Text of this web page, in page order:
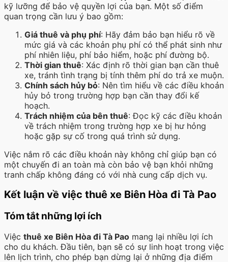
kỹ lưỡng để bảo vệ quyền lợi của bạn. Một số điểm
quan trọng cần lưu ý bao gồm:
Giá thuê và phụ phí: Hãy đảm bảo bạn hiểu rõ về
mức giá và các khoản phụ phí có thể phát sinh như
phí nhiên liệu, phí bảo hiểm, hoặc phí đường bộ.
Thời gian thuê: Xác định rõ thời gian bạn cần thuê
xe, tránh tình trạng bị tính thêm phí do trả xe muộn.
Chính sách hủy bỏ: Nên tìm hiểu về các điều khoản
hủy bỏ trong trường hợp bạn cần thay đổi kế
hoạch.
Trách nhiệm của bên thuê: Đọc kỹ các điều khoản
về trách nhiệm trong trường hợp xe bị hư hỏng
hoặc gặp sự cố trong quá trình sử dụng.
Việc nắm rõ các điều khoản này không chỉ giúp bạn có
một chuyến đi an toàn mà còn bảo vệ bạn khỏi những
tranh chấp không đáng có với nhà cung cấp dịch vụ.
Kết luận về việc thuê xe Biên Hòa đi Tà Pao
Tóm tắt những lợi ích
Việc thuê xe Biên Hòa đi Tà Pao mang lại nhiều lợi ích
cho du khách. Đầu tiên, bạn sẽ có sự linh hoạt trong việc
lên lịch trình, cho phép bạn dừng lại ở những địa điểm